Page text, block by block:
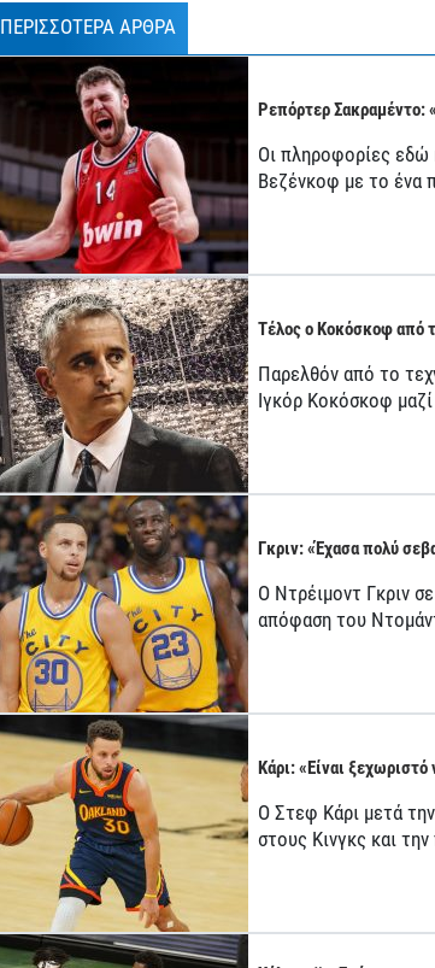
ΠΕΡΙΣΣΟΤΕΡΑ ΑΡΘΡΑ
Ρεπόρτερ Σακραμέντο:
Οι πληροφορίες εδώ
Βεζένκοφ με το ένα
Τέλος ο Κοκόσκοφ από
Παρελθόν από το
Ιγκόρ Κοκόσκοφ
Γκριν: «Έχασα πολύ
Ο Ντρέιμοντ Γκριν
απόφαση του
Κάρι: «Είναι ξεχωριστό
Ο Στεφ Κάρι μετά
στους Κινγκς και